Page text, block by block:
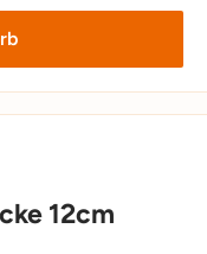
12cm